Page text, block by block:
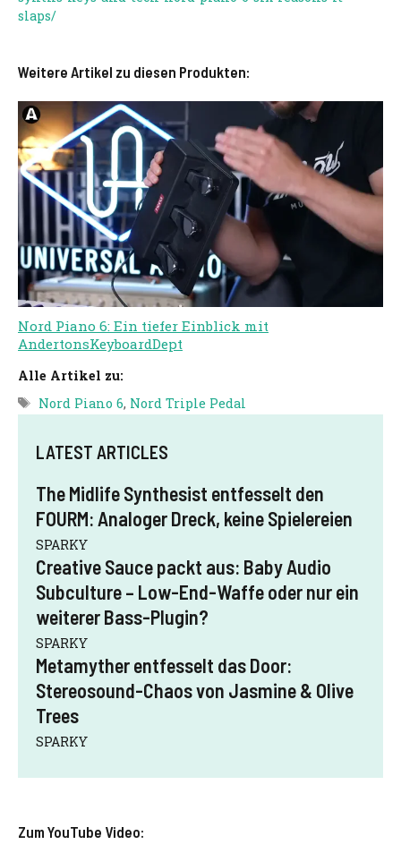
slaps/
Weitere Artikel zu diesen Produkten:
Nord Piano 6: Ein tiefer Einblick mit
AndertonsKeyboardDept
Alle Artikel zu:
Schlagwörter
Nord Piano 6, Nord Triple Pedal
LATEST ARTICLES
The Midlife Synthesist entfesselt den
FOURM: Analoger Dreck, keine Spielereien
SPARKY
Creative Sauce packt aus: Baby Audio
Subculture – Low-End-Waffe oder nur ein
weiterer Bass-Plugin?
SPARKY
Metamyther entfesselt das Door:
Stereosound-Chaos von Jasmine & Olive
Trees
SPARKY
Zum YouTube Video: